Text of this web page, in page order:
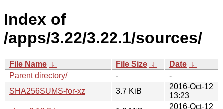
Index of
/apps/3.22/3.22.1/sources/
File Name ↓ File Size ↓ Date ↓
Parent directory/
-
-
SHA256SUMS-for-xz
3.7 KiB
2016-Oct-12
13:23
2016-Oct-12